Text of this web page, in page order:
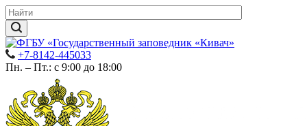
+7-8142-445033
Пн. – Пт.: с 9:00 до 18:00